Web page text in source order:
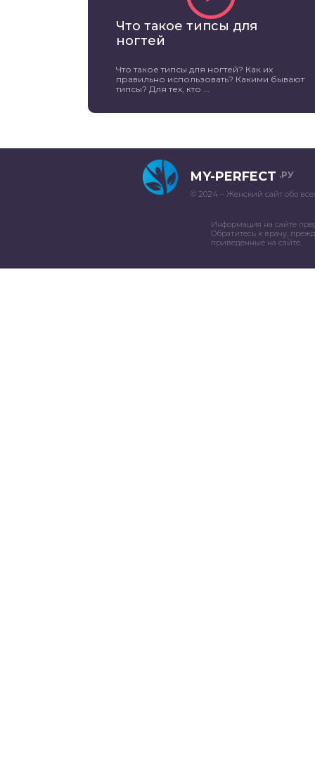
Что такое типсы для
ногтей
Что такое типсы для ногтей? Как их
правильно использовать? Какими бывают
типсы? Для тех, кто ...
MY-PERFECT .РУ
© 2024 – Женский сайт обо
Информация на сайте
Обратитесь к врачу,
приведенные на сайте.